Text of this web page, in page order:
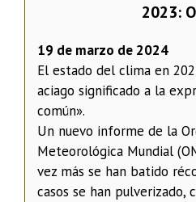
2023:
19 de marzo de 2024
El estado del clima en
aciago significado a la
común».
Un nuevo informe de la
Meteorológica Mundial
vez más se han batido
casos se han pulverizado,